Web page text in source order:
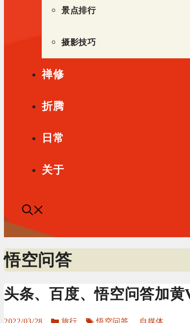
景点排行
摄影技巧
禅修
折腾
日常
关于
悟空问答
头条、百度、悟空问答加
2022/03/28
分
旅行
标
悟空问答 自媒体